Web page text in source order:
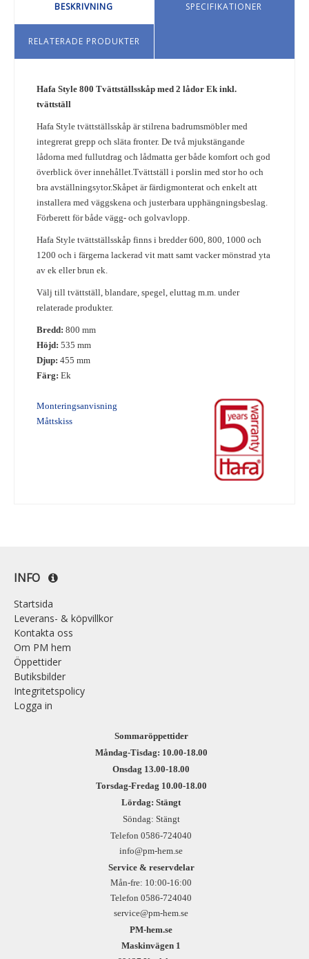
BESKRIVNING SPECIFIKATIONER
RELATERADE PRODUKTER
Hafa Style 800 Tvättställsskåp med 2 lådor Ek inkl.
tvättställ
Hafa Style tvättställsskåp är stilrena badrumsmöbler med
integrerat grepp och släta fronter. De två mjukstängande
lådorna med fullutdrag och lådmatta ger både komfort och god
överblick över innehållet.Tvättställ i porslin med stor ho och
bra avställningsytor.Skåpet är färdigmonterat och enkelt att
installera med väggskena och justerbara upphängningsbeslag.
Förberett för både vägg- och golvavlopp.
Hafa Style tvättställsskåp finns i bredder 600, 800, 1000 och
1200 och i färgerna lackerad vit matt samt vacker mönstrad yta
av ek eller brun ek.
Välj till tvättställ, blandare, spegel, eluttag m.m. under
relaterade produkter.
Bredd: 800 mm
Höjd: 535 mm
Djup: 455 mm
Färg: Ek
Monteringsanvisning
Måttskiss
INFO
Startsida
Leverans- & köpvillkor
Kontakta oss
Om PM hem
Öppettider
Butiksbilder
Integritetspolicy
Logga in
Sommaröppettider
Måndag-Tisdag: 10.00-18.00
Onsdag 13.00-18.00
Torsdag-Fredag 10.00-18.00
Lördag: Stängt
Söndag: Stängt
Telefon 0586-724040
info@pm-hem.se
Service & reservdelar
Mån-fre: 10:00-16:00
Telefon 0586-724040
service@pm-hem.se
PM-hem.se
Maskinvägen 1